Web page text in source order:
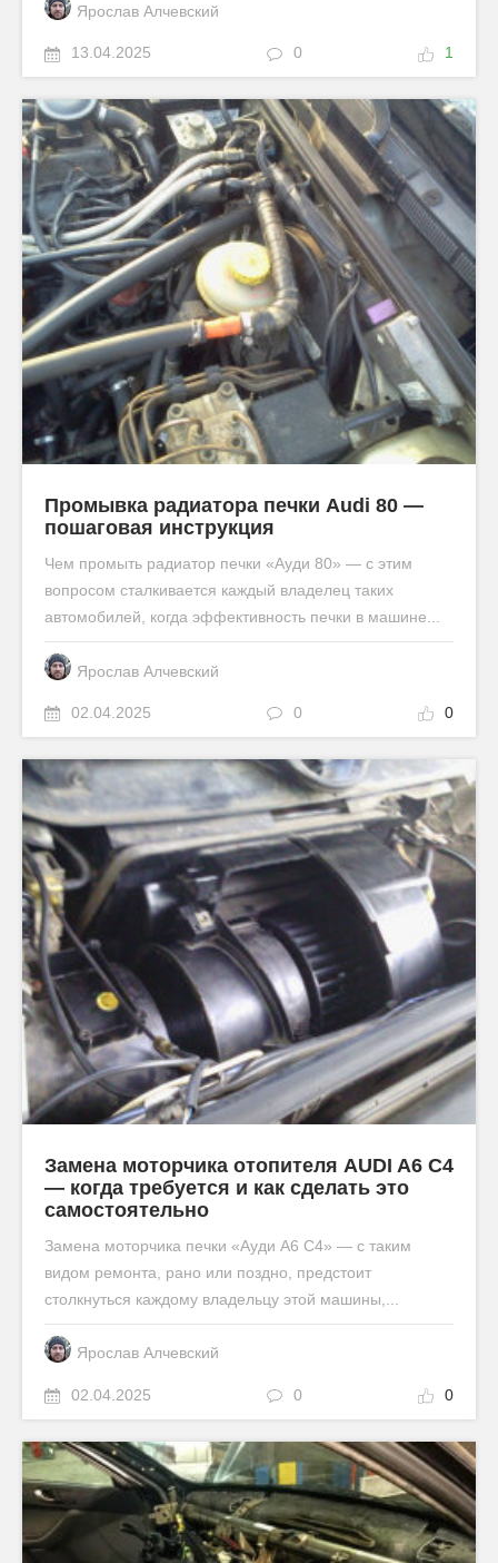
Ярослав Алчевский
13.04.2025 0 1
Промывка радиатора печки Аudi 80 —
пошаговая инструкция
Чем промыть радиатор печки «Ауди 80» — с этим
вопросом сталкивается каждый владелец таких
автомобилей, когда эффективность печки в машине...
Ярослав Алчевский
02.04.2025 0 0
Замена моторчика отопителя AUDI A6 C4
— когда требуется и как сделать это
самостоятельно
Замена моторчика печки «Ауди А6 С4» — с таким
видом ремонта, рано или поздно, предстоит
столкнуться каждому владельцу этой машины,...
Ярослав Алчевский
02.04.2025 0 0